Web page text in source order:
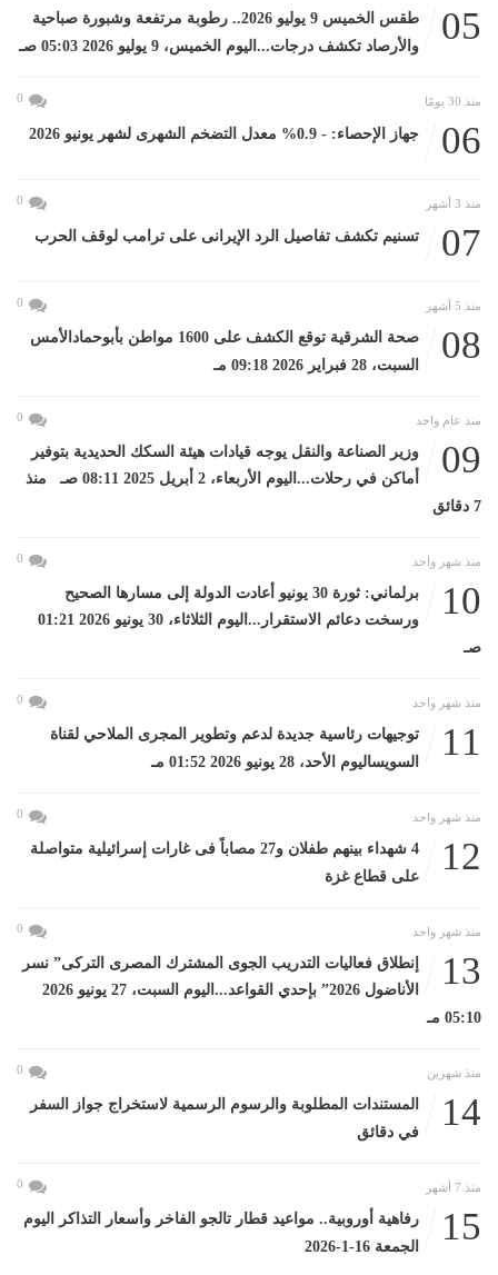
05
طقس الخميس 9 يوليو 2026.. رطوبة مرتفعة وشبورة صباحية
والأرصاد تكشف درجات...اليوم الخميس، 9 يوليو 2026 05:03 صـ
منذ 30 يومًا 0
06 جهاز الإحصاء: - 0.9% معدل التضخم الشهرى لشهر يونيو 2026
منذ 3 أشهر 0
07 تسنيم تكشف تفاصيل الرد الإيرانى على ترامب لوقف الحرب
منذ 5 أشهر 0
08
صحة الشرقية توقع الكشف على 1600 مواطن بأبوحمادالأمس
السبت، 28 فبراير 2026 09:18 مـ
منذ عام واحد 0
09
وزير الصناعة والنقل يوجه قيادات هيئة السكك الحديدية بتوفير
أماكن في رحلات...اليوم الأربعاء، 2 أبريل 2025 08:11 صـ منذ
7 دقائق
منذ شهر واحد 0
10
برلماني: ثورة 30 يونيو أعادت الدولة إلى مسارها الصحيح
ورسخت دعائم الاستقرار...اليوم الثلاثاء، 30 يونيو 2026 01:21
صـ
منذ شهر واحد 0
11
توجيهات رئاسية جديدة لدعم وتطوير المجرى الملاحي لقناة
السويساليوم الأحد، 28 يونيو 2026 01:52 مـ
منذ شهر واحد 0
12
4 شهداء بينهم طفلان و27 مصاباً فى غارات إسرائيلية متواصلة
على قطاع غزة
منذ شهر واحد 0
13
إنطلاق فعاليات التدريب الجوى المشترك المصرى التركى” نسر
الأناضول 2026” بإحدي القواعد...اليوم السبت، 27 يونيو 2026
05:10 مـ
منذ شهرين 0
14
المستندات المطلوبة والرسوم الرسمية لاستخراج جواز السفر
في دقائق
منذ 7 أشهر 0
15
رفاهية أوروبية.. مواعيد قطار تالجو الفاخر وأسعار التذاكر اليوم
الجمعة 16-1-2026